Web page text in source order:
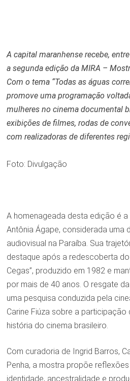
A capital maranhense recebe,
a segunda edição da MIRA –
Com o tema “Todas as águas
promove uma programação
mulheres no cinema documental
exibições de filmes, rodas de
com realizadoras de diferentes
Foto: Divulgação
A homenageada desta edição é
Antônia Ágape, considerada uma
audiovisual na Paraíba. Sua
destaque após a redescoberta do
Cegas”, produzido em 1982 e
por mais de 40 anos. O resgate
uma pesquisa conduzida pela
Carine Fiúza sobre a participação
história do cinema brasileiro.
Com curadoria de Ingrid Barros,
Penha, a mostra propõe
identidade, ancestralidade e